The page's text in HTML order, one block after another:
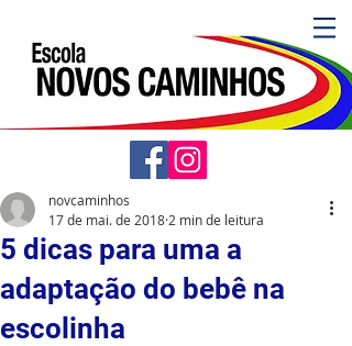
5 dicas para uma a
adaptação do bebê na
escolinha
novcaminhos
17 de mai. de 2018 2 min de leitura